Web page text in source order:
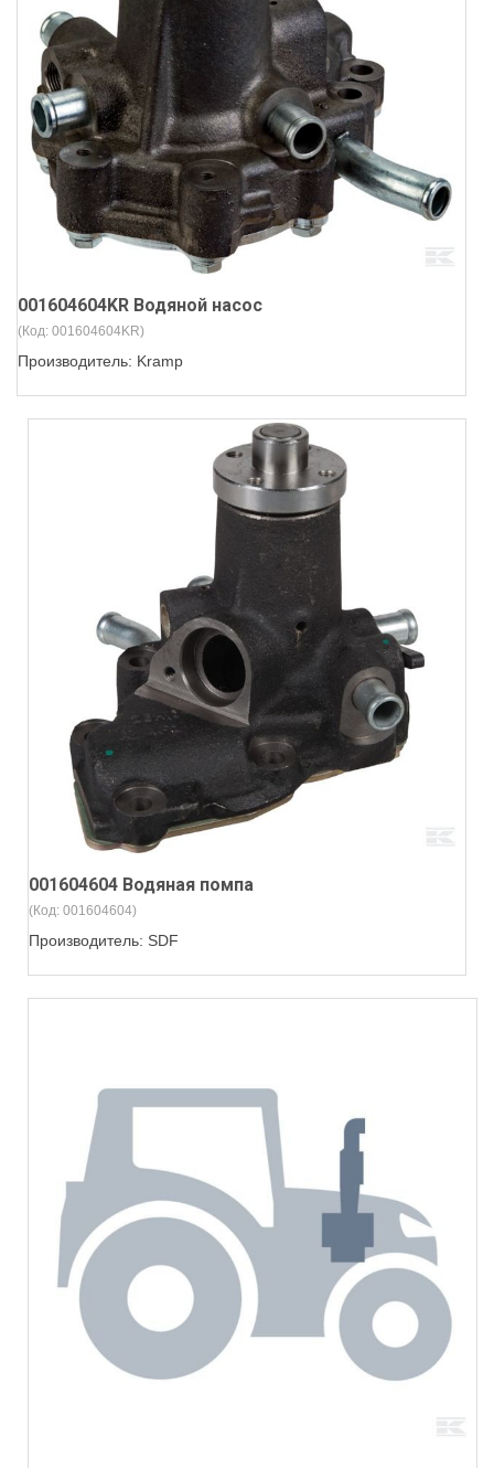
001604604KR Водяной насос
(Код: 001604604KR)
Производитель: Kramp
001604604 Водяная помпа
(Код: 001604604)
Производитель: SDF